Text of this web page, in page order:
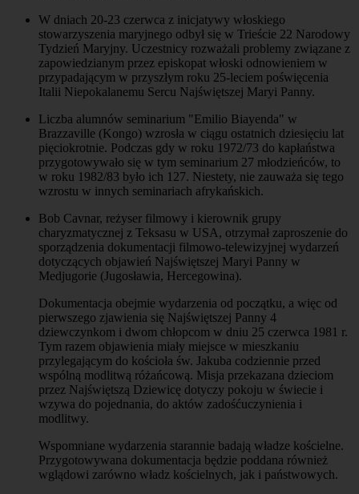
W dniach 20-23 czerwca z inicjatywy włoskiego
stowarzyszenia maryjnego odbył się w Trieście 22 Narodowy
Tydzień Maryjny. Uczestnicy rozważali problemy związane z
zapowiedzianym przez episkopat włoski odnowieniem w
przypadającym w przyszłym roku 25-leciem poświęcenia
Italii Niepokalanemu Sercu Najświętszej Maryi Panny.
Liczba alumnów seminarium "Emilio Biayenda" w
Brazzaville (Kongo) wzrosła w ciągu ostatnich dziesięciu lat
pięciokrotnie. Podczas gdy w roku 1972/73 do kapłaństwa
przygotowywało się w tym seminarium 27 młodzieńców, to
w roku 1982/83 było ich 127. Niestety, nie zauważa się tego
wzrostu w innych seminariach afrykańskich.
Bob Cavnar, reżyser filmowy i kierownik grupy
charyzmatycznej z Teksasu w USA, otrzymał zaproszenie do
sporządzenia dokumentacji filmowo-telewizyjnej wydarzeń
dotyczących objawień Najświętszej Maryi Panny w
Medjugorie (Jugosławia, Hercegowina).
Dokumentacja obejmie wydarzenia od początku, a więc od
pierwszego zjawienia się Najświętszej Panny 4
dziewczynkom i dwom chłopcom w dniu 25 czerwca 1981 r.
Tym razem objawienia miały miejsce w mieszkaniu
przylegającym do kościoła św. Jakuba codziennie przed
wspólną modlitwą różańcową. Misja przekazana dzieciom
przez Najświętszą Dziewicę dotyczy pokoju w świecie i
wzywa do pojednania, do aktów zadośćuczynienia i
modlitwy.
Wspomniane wydarzenia starannie badają władze kościelne.
Przygotowywana dokumentacja będzie poddana również
wglądowi zarówno władz kościelnych, jak i państwowych.